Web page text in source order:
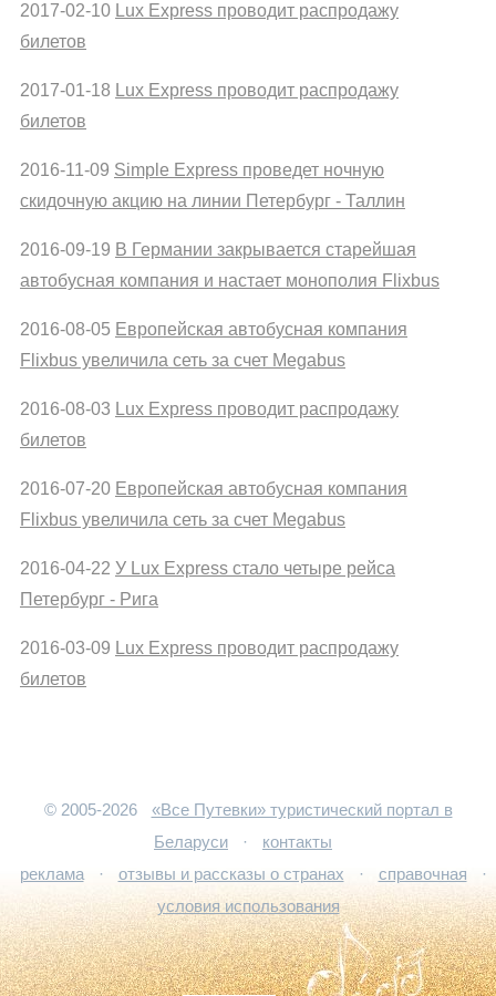
2017-02-10 Lux Express проводит распродажу
билетов
2017-01-18 Lux Express проводит распродажу
билетов
2016-11-09 Simple Express проведет ночную
скидочную акцию на линии Петербург - Таллин
2016-09-19 В Германии закрывается старейшая
автобусная компания и настает монополия Flixbus
2016-08-05 Европейская автобусная компания
Flixbus увеличила сеть за счет Megabus
2016-08-03 Lux Express проводит распродажу
билетов
2016-07-20 Европейская автобусная компания
Flixbus увеличила сеть за счет Megabus
2016-04-22 У Lux Express стало четыре рейса
Петербург - Рига
2016-03-09 Lux Express проводит распродажу
билетов
© 2005-2026
«Все Путевки» туристический портал в
Беларуси
·
контакты
реклама
· отзывы и рассказы о странах · справочная
·
условия использования